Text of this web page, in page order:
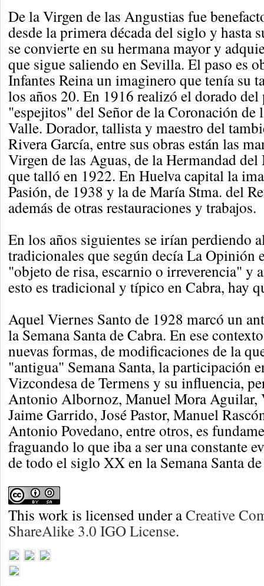
De la Virgen de las Angustias fue
desde la primera década del siglo y hasta
se convierte en su hermana mayor y
que sigue saliendo en Sevilla. El paso es
Infantes Reina un imaginero que tenía su
los años 20. En 1916 realizó el dorado del
"espejitos" del Señor de la Coronación de
Valle. Dorador, tallista y maestro del
Rivera García, entre sus obras están las
Virgen de las Aguas, de la Hermandad
que talló en 1922. En Huelva capital la
Pasión, de 1938 y la de María Stma. del
además de otras restauraciones y trabajos.
En los años siguientes se irían perdiendo
tradicionales que según decía La Opinión
"objeto de risa, escarnio o irreverencia" y
esto es tradicional y típico en Cabra, hay
Aquel Viernes Santo de 1928 marcó un
la Semana Santa de Cabra. En ese
nuevas formas, de modificaciones de la
"antigua" Semana Santa, la participación
Vizcondesa de Termens y su influencia,
Antonio Albornoz, Manuel Mora Aguilar,
Jaime Garrido, José Pastor, Manuel
Antonio Povedano, entre otros, es
fraguando lo que iba a ser una constante
de todo el siglo XX en la Semana Santa
This work is licensed under aCreative
ShareAlike 3.0 IGO License.